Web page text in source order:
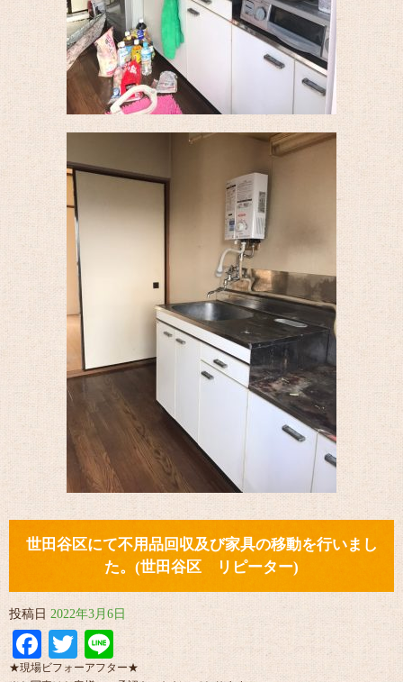
世田谷区にて不用品回収及び家具の移動を行いまし
た。(世田谷区 リピーター)
投稿日 2022年3月6日
Facebook
Twitter
Line
★現場ビフォーアフター★